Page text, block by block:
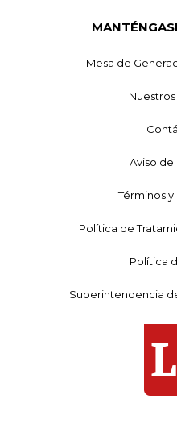
Mesa de
Aviso
Términos
Política de
Política
Superintendencia